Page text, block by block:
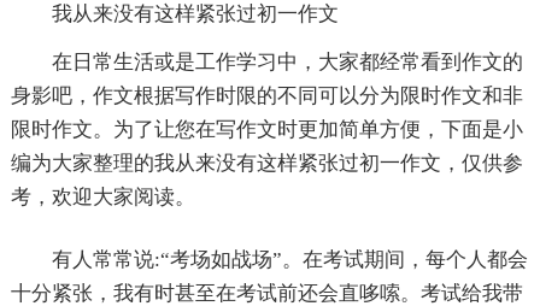
我从来没有这样紧张过初一作文
在日常生活或是工作学习中，大家都经常看到作文的
身影吧，作文根据写作时限的不同可以分为限时作文和非
限时作文。为了让您在写作文时更加简单方便，下面是小
编为大家整理的我从来没有这样紧张过初一作文，仅供参
考，欢迎大家阅读。
有人常常说:“考场如战场”。在考试期间，每个人都会
十分紧张，我有时甚至在考试前还会直哆嗦。考试给我带